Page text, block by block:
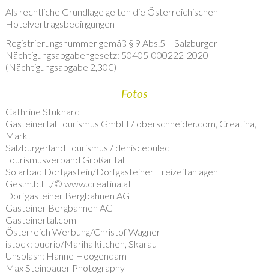
Als rechtliche Grundlage gelten die Österreichischen
Hotelvertragsbedingungen
Registrierungsnummer gemäß § 9 Abs.5 – Salzburger
Nächtigungsabgabengesetz: 50405-000222-2020
(Nächtigungsabgabe 2,30€)
Fotos
Cathrine Stukhard
Gasteinertal Tourismus GmbH / oberschneider.com, Creatina,
Marktl
Salzburgerland Tourismus / deniscebulec
Tourismusverband Großarltal
Solarbad Dorfgastein/Dorfgasteiner Freizeitanlagen
Ges.m.b.H./© www.creatina.at
Dorfgasteiner Bergbahnen AG
Gasteiner Bergbahnen AG
Gasteinertal.com
Österreich Werbung/Christof Wagner
istock: budrio/Mariha kitchen, Skarau
Unsplash: Hanne Hoogendam
Max Steinbauer Photography